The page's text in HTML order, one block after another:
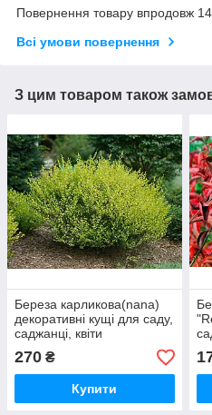
Повернення товару впродовж
Всі умови повернення
З цим товаром також
Береза карликова(nana)
декоративні кущі для саду,
саджанці, квіти
багаторічні, дерева
270 ₴
Купити